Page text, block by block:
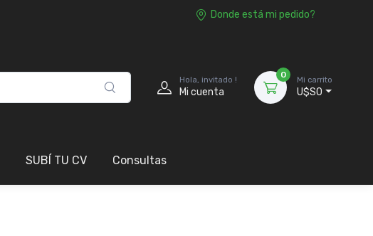
Donde está mi pedido?
Hola, invitado !
Mi cuenta
0
Mi carrito
U$S0
SUBÍ TU CV Consultas